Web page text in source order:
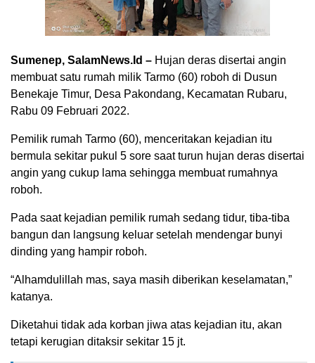
Sumenep, SalamNews.Id – Hujan deras disertai angin
membuat satu rumah milik Tarmo (60) roboh di Dusun
Benekaje Timur, Desa Pakondang, Kecamatan Rubaru,
Rabu 09 Februari 2022.
Pemilik rumah Tarmo (60), menceritakan kejadian itu
bermula sekitar pukul 5 sore saat turun hujan deras disertai
angin yang cukup lama sehingga membuat rumahnya
roboh.
Pada saat kejadian pemilik rumah sedang tidur, tiba-tiba
bangun dan langsung keluar setelah mendengar bunyi
dinding yang hampir roboh.
“Alhamdulillah mas, saya masih diberikan keselamatan,”
katanya.
Diketahui tidak ada korban jiwa atas kejadian itu, akan
tetapi kerugian ditaksir sekitar 15 jt.